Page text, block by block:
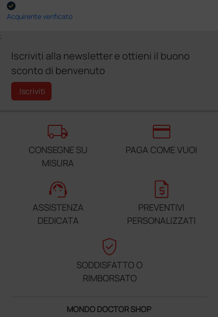
Acquirente verificato
;
Iscriviti alla newsletter e ottieni il buono
sconto di benvenuto
Iscriviti
local_shipping
CONSEGNE SU
MISURA
credit_card
PAGA COME VUOI
support_agent
ASSISTENZA
DEDICATA
request_quote
PREVENTIVI
PERSONALIZZATI
verified_user
SODDISFATTO O
RIMBORSATO
MONDO DOCTOR SHOP